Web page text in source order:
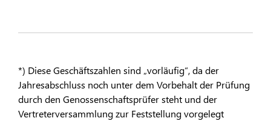
*) Diese Geschäftszahlen sind „vorläufig“, da der
Jahresabschluss noch unter dem Vorbehalt der Prüfung
durch den Genossenschaftsprüfer steht und der
Vertreterversammlung zur Feststellung vorgelegt